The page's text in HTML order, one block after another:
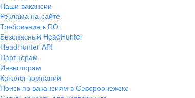
Наши вакансии
Реклама на сайте
Требования к ПО
Безопасный HeadHunter
HeadHunter API
Партнерам
Инвесторам
Каталог компаний
Поиск по вакансиям в Североонежске